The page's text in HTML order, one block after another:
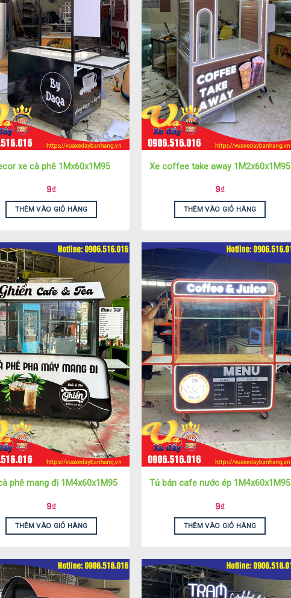
xe cà phê 1Mx60x1M95
9₫
THÊM VÀO GIỎ HÀNG
Xe coffee take away 1M2x60x1M95
9₫
THÊM VÀO GIỎ HÀNG
phê mang đi 1M4x60x1M95
9₫
THÊM VÀO GIỎ HÀNG
Tủ bán cafe nước ép 1M4x60x1M95
9₫
THÊM VÀO GIỎ HÀNG